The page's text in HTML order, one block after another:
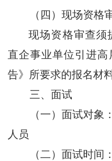
（四） 现场资格
现场资格审查须
直企事业单位引进
告》所要求的报名材
三、面试
（一）面试对象
人员
（二）面试时间：